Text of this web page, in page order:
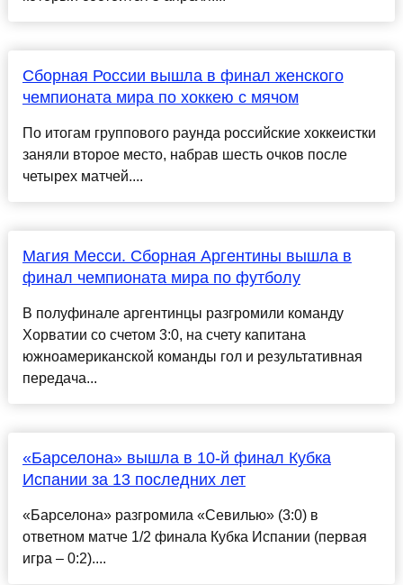
Сборная России вышла в финал женского
чемпионата мира по хоккею с мячом
По итогам группового раунда российские хоккеистки
заняли второе место, набрав шесть очков после
четырех матчей....
Магия Месси. Сборная Аргентины вышла в
финал чемпионата мира по футболу
В полуфинале аргентинцы разгромили команду
Хорватии со счетом 3:0, на счету капитана
южноамериканской команды гол и результативная
передача...
«Барселона» вышла в 10-й финал Кубка
Испании за 13 последних лет
«Барселона» разгромила «Севилью» (3:0) в
ответном матче 1/2 финала Кубка Испании (первая
игра – 0:2)....